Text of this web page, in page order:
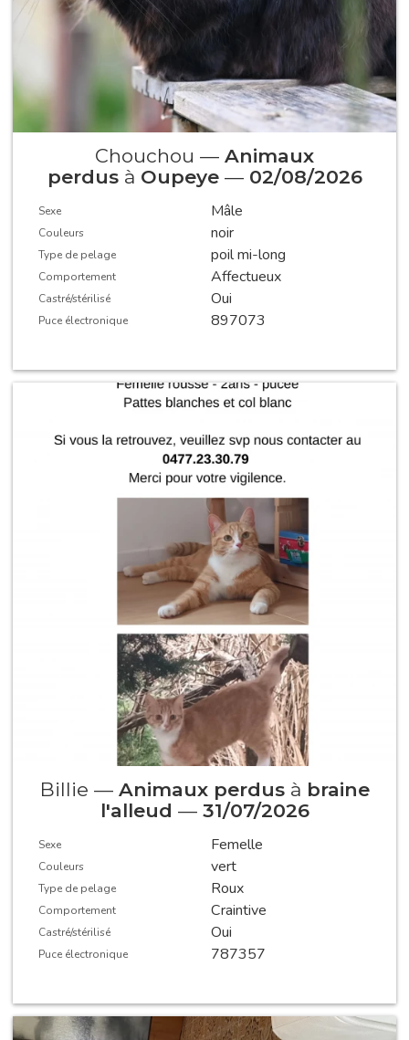
Chouchou — Animaux
perdusà Oupeye— 02/08/2026
Sexe Mâle
Couleurs noir
Type de pelage poil mi-long
Comportement Affectueux
Castré/stérilisé Oui
Puce électronique 897073
Billie — Animaux perdusà braine
l'alleud — 31/07/2026
Sexe Femelle
Couleurs vert
Type de pelage Roux
Comportement Craintive
Castré/stérilisé Oui
Puce électronique 787357